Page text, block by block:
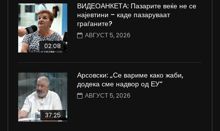
02:08
ВИДЕОАНКЕТА: Пазарите веќе не се
најевтини – каде пазаруваат
граѓаните?
АВГУСТ 5, 2026
37:25
Арсовски: „Се вариме како жаби,
додека сме надвор од ЕУ“
АВГУСТ 5, 2026